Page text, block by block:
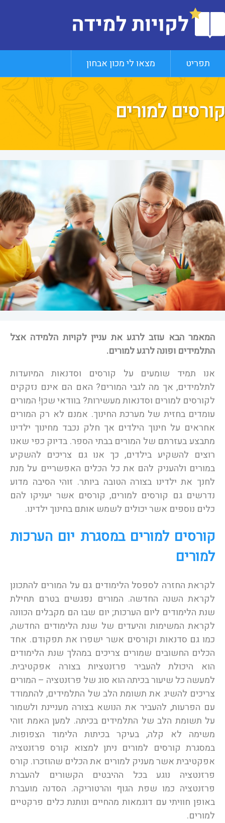
תפריט מצאו לי מכון אבחון
קורסים למורים
המאמר הבא עוזב לרגע את עניין לקויות הלמידה אצל
התלמידים ופונה לרגע למורים.
אנו תמיד שומעים על קורסים וסדנאות המיועדות
לתלמידים, אך מה לגבי המורים? האם הם אינם נזקקים
לקורסים למורים וסדנאות מעשירות? בוודאי שכן! המורים
עומדים בחזית של מערכת החינוך. אמנם לא רק המורים
אחראים על חינוך הילדים אך חלק נכבד מחינוך ילדינו
מתבצע בעזרתם של המורים בבתי הספר. בדיוק כפי שאנו
רוצים להשקיע בילדים, כך אנו גם צריכים להשקיע
במורים ולהעניק להם את כל הכלים האפשריים על מנת
לחנך את ילדינו בצורה הטובה ביותר. זוהי הסיבה מדוע
נדרשים גם קורסים למורים, קורסים אשר יעניקו להם
כלים נוספים אשר יכולים לשמש אותם בחינוך ילדינו.
קורסים למורים במסגרת יום הערכות
למורים
לקראת החזרה לספסל הלימודים גם על המורים להתכונן
לקראת השנה החדשה. המורים נפגשים בטרם תחילת
שנת הלימודים ליום הערכות; יום שבו הם מקבלים הכוונה
לקראת המשימות והיעדים של שנת הלימודים החדשה,
כמו גם סדנאות וקורסים אשר ישפרו את תפקודם. אחד
הכלים החשובים שמורים צריכים במהלך שנת הלימודים
הוא היכולת להעביר פרזנטציות בצורה אפקטיבית.
למעשה כל שיעור בכיתה הוא סוג של פרזנטציה – המורים
צריכים להשיג את תשומת הלב של התלמידים, להתמודד
עם הפרעות, להעביר את הנושא בצורה מעניינת ולשמור
על תשומת הלב של התלמידים בכיתה. למען האמת זוהי
משימה לא קלה, בעיקר בכיתות הלימוד הצפופות.
במסגרת קורסים למורים ניתן למצוא קורס פרזנטציה
אפקטיבית אשר מעניק למורים את הכלים שהוזכרו. קורס
פרזנטציה נוגע בכל ההיבטים הקשורים להעברת
פרזנטציה כמו שפת הגוף והרטוריקה. הסדנה מועברת
באופן חוויתי עם דוגמאות מהחיים ונותנת כלים פרקטיים
למורים.